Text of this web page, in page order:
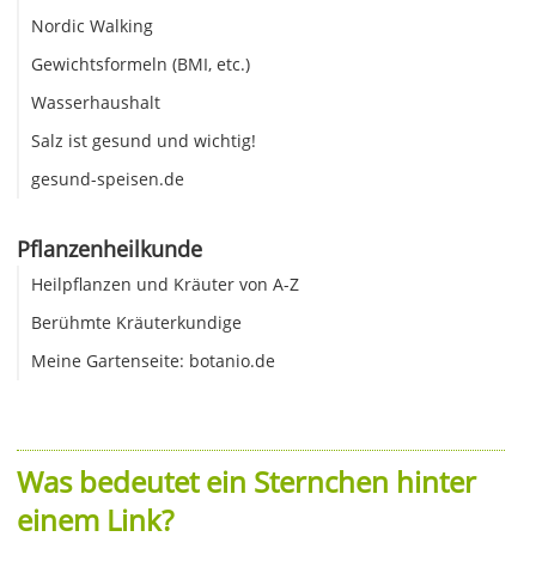
Nordic Walking
Gewichtsformeln (BMI, etc.)
Wasserhaushalt
Salz ist gesund und wichtig!
gesund-speisen.de
Pflanzenheilkunde
Heilpflanzen und Kräuter von A-Z
Berühmte Kräuterkundige
Meine Gartenseite: botanio.de
Was bedeutet ein Sternchen hinter
einem Link?